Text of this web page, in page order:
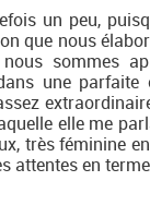
un peu,
que nous
sommes
une
elle me
très féminine
attentes en